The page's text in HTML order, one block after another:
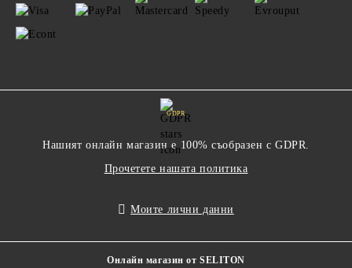
GDPR
Нашият онлайн магазин е 100% съобразен с GDPR.
Прочетете нашата политика
Моите лични данни
Онлайн магазин от SELITON